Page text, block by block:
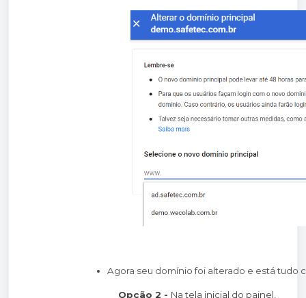
Agora seu domínio foi alterado e está tudo
Opção 2 - Na tela inicial do painel,